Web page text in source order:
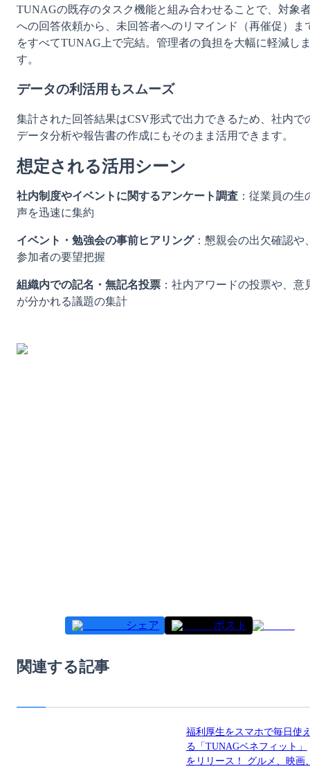
TUNAGの既存のタスク機能と組み合わせることで、対象
への回答依頼から、未回答者へのリマインド（再催促）ま
をすべてTUNAG上で完結。管理者の負担を大幅に軽減し
す。
データの利活用もスムーズ
集計された回答結果はCSV形式で出力できるため、社内で
データ分析や報告書の作成にもそのまま活用できます。
想定される活用シーン
社内制度やイベントに関するアンケート調査 ：従業員の生
声を迅速に集約
イベント・勉強会の事前ヒアリング：懇親会の出欠確認や
参加者の要望把握
組織内での記名・無記名投票 ：社内アワードの投票や、意
が分かれる議題の集計
シェア ポスト
関連する記事
福利厚生をスマホで毎日使
る「TUNAGベネフィット」
をリリース！ グルメ、映画